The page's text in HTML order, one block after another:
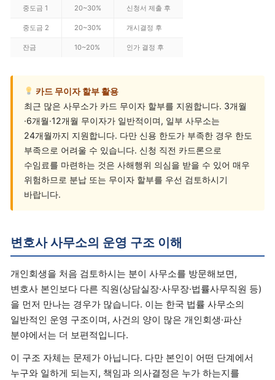
중도금 1 20~30% 신청서 제출 후
중도금 2 20~30% 개시결정 후
잔금 10~20% 인가 결정 후
카드 무이자 할부 활용
최근 많은 사무소가 카드 무이자 할부를 지원합니다. 3개월
·6개월·12개월 무이자가 일반적이며, 일부 사무소는
24개월까지 지원합니다. 다만 신용 한도가 부족한 경우 한도
부족으로 어려울 수 있습니다. 신청 직전 카드론으로
수임료를 마련하는 것은 사해행위 의심을 받을 수 있어 매우
위험하므로 분납 또는 무이자 할부를 우선 검토하시기
바랍니다.
변호사 사무소의 운영 구조 이해
개인회생을 처음 검토하시는 분이 사무소를 방문해보면,
변호사 본인보다 다른 직원(상담실장·사무장·법률사무직원 등)
을 먼저 만나는 경우가 많습니다. 이는 한국 법률 사무소의
일반적인 운영 구조이며, 사건의 양이 많은 개인회생·파산
분야에서는 더 보편적입니다.
이 구조 자체는 문제가 아닙니다. 다만 본인이 어떤 단계에서
누구와 일하게 되는지, 책임과 의사결정은 누가 하는지를